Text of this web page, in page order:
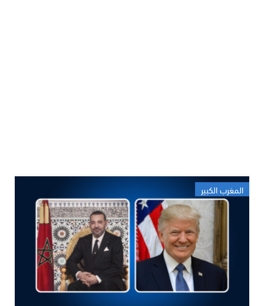
المغرب الكبير